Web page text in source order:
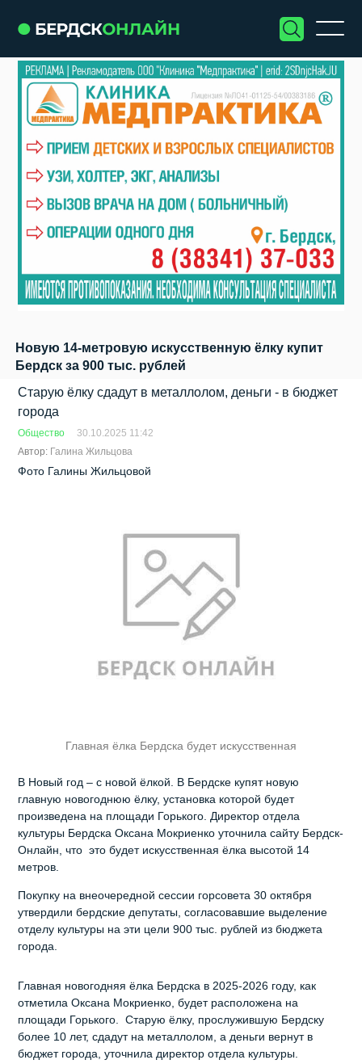
Новую 14-метровую искусственную ёлку купит
Бердск за 900 тыс. рублей
Старую ёлку сдадут в металлолом, деньги - в бюджет
города
Общество
30.10.2025 11:42
Автор: Галина Жильцова
Фото Галины Жильцовой
Главная ёлка Бердска будет искусственная
В Новый год – с новой ёлкой. В Бердске купят новую
главную новогоднюю ёлку, установка которой будет
произведена на площади Горького. Директор отдела
культуры Бердска Оксана Мокриенко уточнила сайту Бердск-
Онлайн, что это будет искусственная ёлка высотой 14
метров.
Покупку на внеочередной сессии горсовета 30 октября
утвердили бердские депутаты, согласовавшие выделение
отделу культуры на эти цели 900 тыс. рублей из бюджета
города.
Главная новогодняя ёлка Бердска в 2025-2026 году, как
отметила Оксана Мокриенко, будет расположена на
площади Горького. Старую ёлку, прослужившую Бердску
более 10 лет, сдадут на металлолом, а деньги вернут в
бюджет города, уточнила директор отдела культуры.